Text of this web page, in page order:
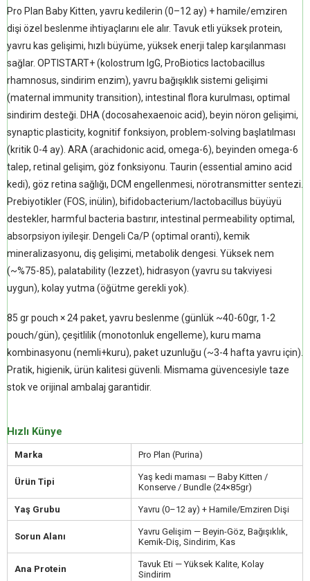
Pro Plan Baby Kitten, yavru kedilerin (0–12 ay) + hamile/emziren
dişi özel beslenme ihtiyaçlarını ele alır. Tavuk etli yüksek protein,
yavru kas gelişimi, hızlı büyüme, yüksek enerji talep karşılanması
sağlar. OPTISTART+ (kolostrum IgG, ProBiotics lactobacillus
rhamnosus, sindirim enzim), yavru bağışıklık sistemi gelişimi
(maternal immunity transition), intestinal flora kurulması, optimal
sindirim desteği. DHA (docosahexaenoic acid), beyin nöron gelişimi,
synaptic plasticity, kognitif fonksiyon, problem-solving başlatılması
(kritik 0-4 ay). ARA (arachidonic acid, omega-6), beyinden omega-6
talep, retinal gelişim, göz fonksiyonu. Taurin (essential amino acid
kedi), göz retina sağlığı, DCM engellenmesi, nörotransmitter sentezi.
Prebiyotikler (FOS, inülin), bifidobacterium/lactobacillus büyüyü
destekler, harmful bacteria bastırır, intestinal permeability optimal,
absorpsiyon iyileşir. Dengeli Ca/P (optimal oranti), kemik
mineralizasyonu, diş gelişimi, metabolik dengesi. Yüksek nem
(~%75-85), palatability (lezzet), hidrasyon (yavru su takviyesi
uygun), kolay yutma (öğütme gerekli yok).
85 gr pouch × 24 paket, yavru beslenme (günlük ~40-60gr, 1-2
pouch/gün), çeşitlilik (monotonluk engelleme), kuru mama
kombinasyonu (nemli+kuru), paket uzunluğu (~3-4 hafta yavru için).
Pratik, higienik, ürün kalitesi güvenli. Mismama güvencesiyle taze
stok ve orijinal ambalaj garantidir.
Hızlı Künye
Marka Pro Plan (Purina)
Ürün Tipi
Yaş kedi maması — Baby Kitten /
Konserve / Bundle (24×85gr)
Yaş Grubu Yavru (0–12 ay) + Hamile/Emziren Dişi
Sorun Alanı
Yavru Gelişim — Beyin-Göz, Bağışıklık,
Kemik-Diş, Sindirim, Kas
Ana Protein
Tavuk Eti — Yüksek Kalite, Kolay
Sindirim